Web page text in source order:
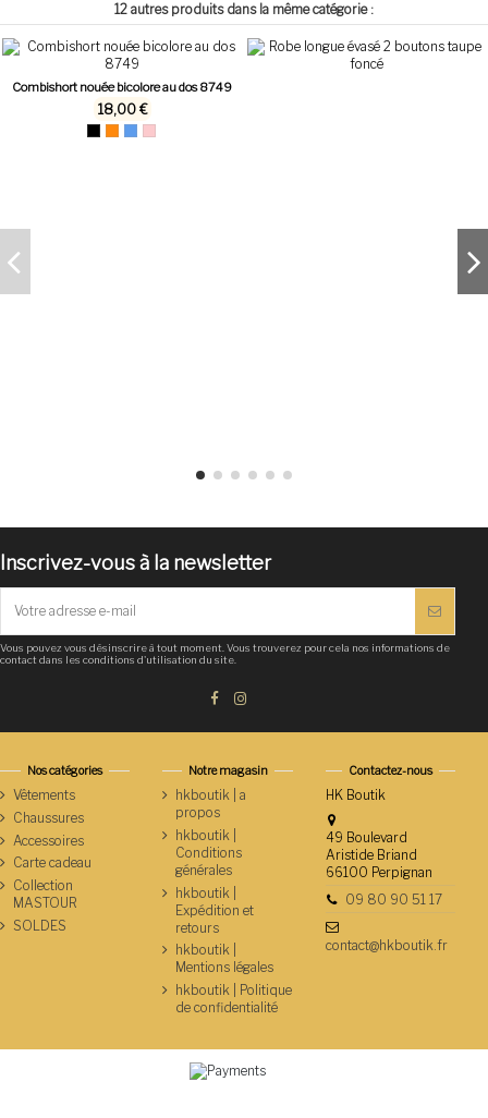
12 autres produits dans la même catégorie :
Combishort nouée bicolore au dos 8749
18,00 €
Inscrivez-vous à la newsletter
Vous pouvez vous désinscrire à tout moment. Vous trouverez pour cela nos informations de
contact dans les conditions d'utilisation du site.
Nos catégories
Vêtements
Chaussures
Accessoires
Carte cadeau
Collection
MASTOUR
SOLDES
Notre magasin
hkboutik | a
propos
hkboutik |
Conditions
générales
hkboutik |
Expédition et
retours
hkboutik |
Mentions légales
hkboutik | Politique
de confidentialité
Contactez-nous
HK Boutik
49 Boulevard
Aristide Briand
66100 Perpignan
09 80 90 51 17
contact@hkboutik.fr